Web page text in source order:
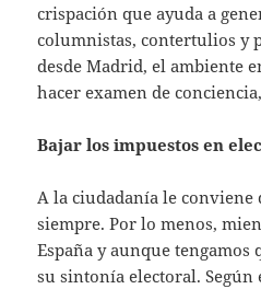
crispación que ayuda a
columnistas, contertulios y
desde Madrid, el ambiente
hacer examen de
Bajar los impuestos en
A la ciudadanía le conviene
siempre. Por lo menos,
España y aunque
su sintonía electoral. Según